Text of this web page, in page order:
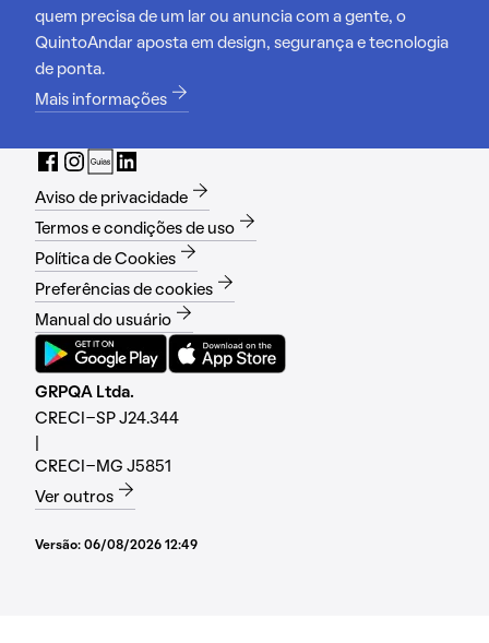
quem precisa de um lar ou anuncia com a gente, o
QuintoAndar aposta em design, segurança e tecnologia
de ponta.
Mais informações
Aviso de privacidade
Termos e condições de uso
Política de Cookies
Preferências de cookies
Manual do usuário
GRPQA Ltda.
CRECI-SP J24.344
CRECI-MG J5851
Ver outros
Versão: 06/08/2026 12:49